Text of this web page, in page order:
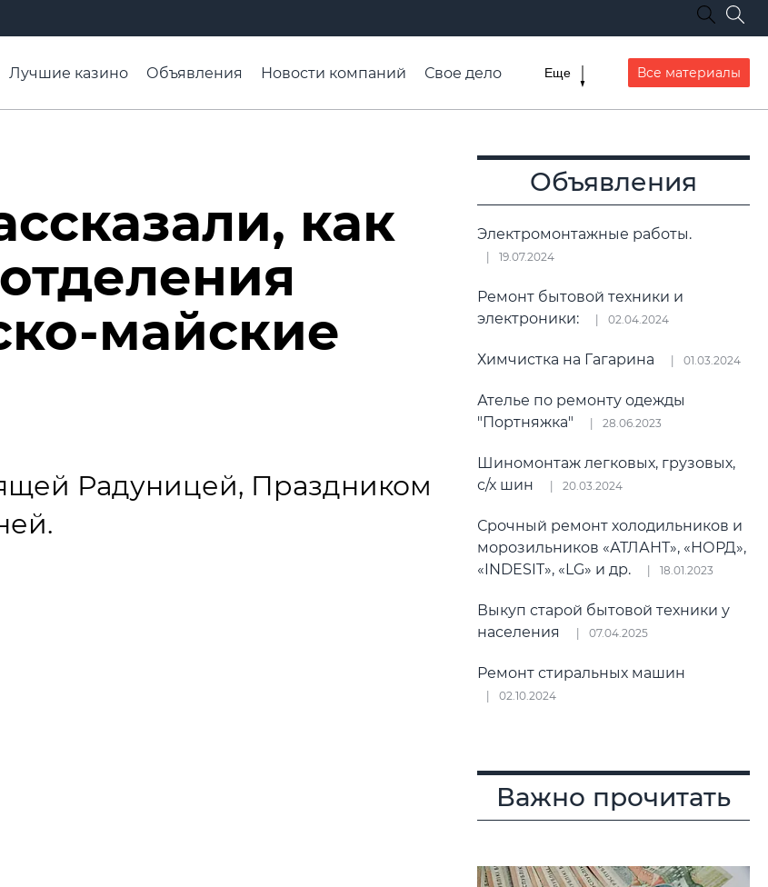
Лучшие казино Объявления Новости компаний
Свое дело
Еще Все материалы
как
майские
Радуницей, Праздником
Объявления
Электромонтажные работы.
19.07.2024
Ремонт бытовой техники и
электроники:
02.04.2024
Химчистка на Гагарина 01.03.2024
Ателье по ремонту одежды
"Портняжка"
28.06.2023
Шиномонтаж легковых, грузовых,
с/х шин
20.03.2024
Срочный ремонт холодильников и
морозильников «АТЛАНТ», «НОРД»,
«INDESIT», «LG» и др.
18.01.2023
Выкуп старой бытовой техники у
населения
07.04.2025
Ремонт стиральных машин
02.10.2024
Важно прочитать